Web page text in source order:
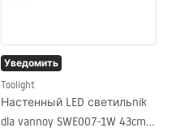
Уведомить
Toolight
Настенный LED светильnik
dla vannoy SWE007-1W 43cm